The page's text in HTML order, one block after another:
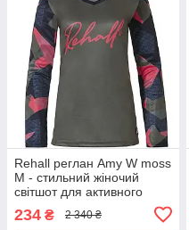
Rehall реглан Amy W moss
M - стильний жіночий
світшот для активного
234 ₴ 2 340 ₴